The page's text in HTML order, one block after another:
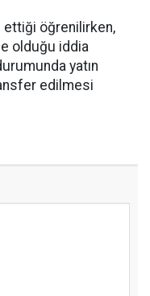
ettiği öğrenilirken,
olduğu iddia
yatın
edilmesi